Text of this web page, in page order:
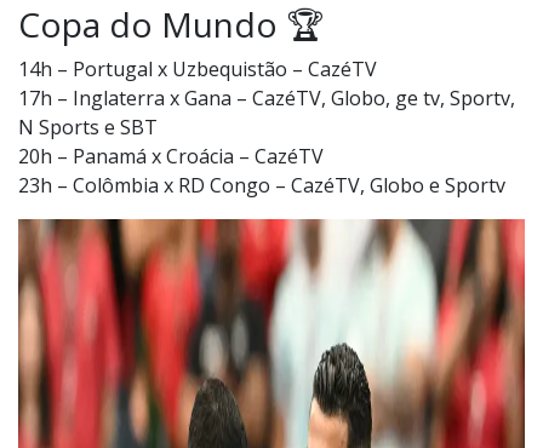
Copa do Mundo 🏆
14h – Portugal x Uzbequistão – CazéTV
17h – Inglaterra x Gana – CazéTV, Globo, ge tv, Sportv,
N Sports e SBT
20h – Panamá x Croácia – CazéTV
23h – Colômbia x RD Congo – CazéTV, Globo e Sportv